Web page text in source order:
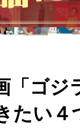
「ゴジ
たい４